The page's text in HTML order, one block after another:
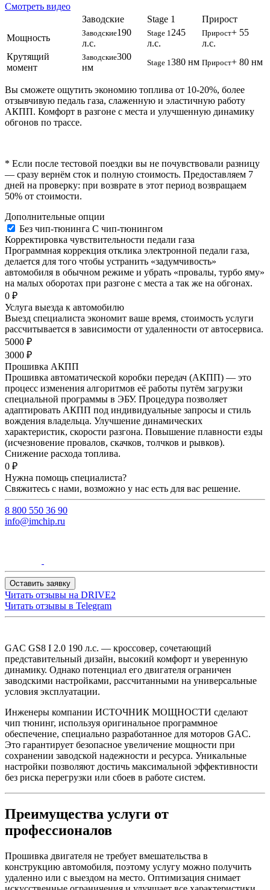
Смотреть видео
Заводские
Stage 1
Прирост
Мощность
Заводские190
л.с.
Stage 1 245
л.с.
Прирост+ 55
л.с.
Крутящий
момент
Заводские300
нм
Stage 1 380 нм Прирост+ 80 нм
Вы сможете ощутить экономию топлива от 10-20%, более
отзывчивую педаль газа, слаженную и эластичную работу
АКПП. Комфорт в разгоне с места и улучшенную динамику
обгонов по трассе.
* Если после тестовой поездки вы не почувствовали разницу
— сразу вернём сток и полную стоимость. Предоставляем 7
дней на проверку: при возврате в этот период возвращаем
50% от стоимости.
Дополнительные опции
Без чип-тюнинга С чип-тюнингом
Корректировка чувствительности педали газа
Программная коррекция отклика электронной педали газа,
делается для того чтобы устранить «задумчивость»
автомобиля в обычном режиме и убрать «провалы, турбо яму»
на малых оборотах при разгоне с места а так же на обгонах.
0 ₽
Услуга выезда к автомобилю
Выезд специалиста экономит ваше время, стоимость услуги
рассчитывается в зависимости от удаленности от автосервиса.
5000 ₽
3000 ₽
Прошивка АКПП
Прошивка автоматической коробки передач (АКПП) — это
процесс изменения алгоритмов её работы путём загрузки
специальной программы в ЭБУ. Процедура позволяет
адаптировать АКПП под индивидуальные запросы и стиль
вождения владельца. Улучшение динамических
характеристик, скорости разгона. Повышение плавности езды
(исчезновение провалов, скачков, толчков и рывков).
Снижение расхода топлива.
0 ₽
Нужна помощь специалиста?
Свяжитесь с нами, возможно у нас есть для вас решение.
8 800 550 36 90
info@imchip.ru
Оставить заявку
Читать отзывы на DRIVE2
Читать отзывы в Telegram
GAC GS8 I 2.0 190 л.с. — кроссовер, сочетающий
представительный дизайн, высокий комфорт и уверенную
динамику. Однако потенциал его двигателя ограничен
заводскими настройками, рассчитанными на универсальные
условия эксплуатации.
Инженеры компании ИСТОЧНИК МОЩНОСТИ сделают
чип тюнинг, используя оригинальное программное
обеспечение, специально разработанное для моторов GAC.
Это гарантирует безопасное увеличение мощности при
сохранении заводской надежности и ресурса. Уникальные
настройки позволяют достичь максимальной эффективности
без риска перегрузки или сбоев в работе систем.
Преимущества услуги от
профессионалов
Прошивка двигателя не требует вмешательства в
конструкцию автомобиля, поэтому услугу можно получить
удаленно или с выездом на место. Оптимизация снимает